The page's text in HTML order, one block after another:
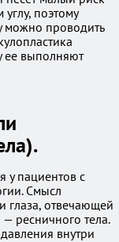
поэтому
можно проводить
ее выполняют
у пациентов с
Смысл
глаза, отвечающей
ресничного тела.
внутри